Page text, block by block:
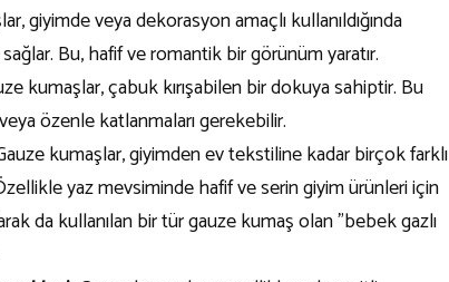
giyimde veya dekorasyon amaçlı kullanıldığında
Bu, hafif ve romantik bir görünüm yaratır.
kumaşlar, çabuk kırışabilen bir dokuya sahiptir. Bu
özenle katlanmaları gerekebilir.
kumaşlar, giyimden ev tekstiline kadar birçok farklı
yaz mevsiminde hafif ve serin giyim ürünleri için
da kullanılan bir tür gauze kumaş olan "bebek gazlı